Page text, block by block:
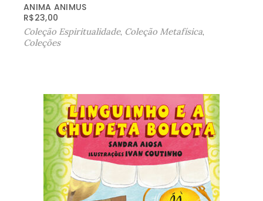
ANIMA ANIMUS
R$23,00
Coleção Espiritualidade, Coleção Metafísica,
Coleções